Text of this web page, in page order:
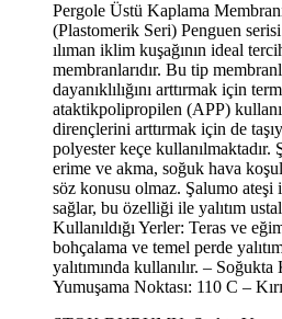
Pergole Üstü Kaplama
(Plastomerik Seri) Penguen serisi
ılıman iklim kuşağının ideal
membranlarıdır. Bu tip
dayanıklılığını arttırmak için
ataktikpolipropilen (APP)
dirençlerini arttırmak için de
polyester keçe kullanılmaktadır.
erime ve akma, soğuk hava
söz konusu olmaz. Şalumo ateşi
sağlar, bu özelliği ile yalıtım
Kullanıldığı Yerler: Teras ve
bohçalama ve temel perde
yalıtımında kullanılır. – Soğukta
Yumuşama Noktası: 110 C –